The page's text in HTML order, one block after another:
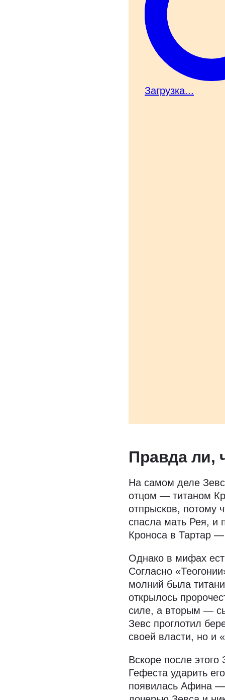
Загрузка...
Правда ли,
На самом деле
отцом — титаном
отпрысков, потому
спасла мать Рея, и
Кроноса в Тартар
Однако в мифах
Согласно
молний была
открылось
силе, а вторым —
Зевс проглотил
своей власти, но и
Вскоре после
Гефеста ударить
появилась Афина